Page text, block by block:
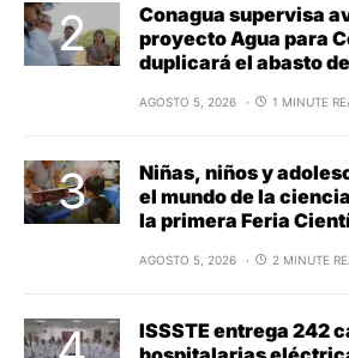
Conagua supervisa
proyecto Agua para
duplicará el abasto
AGOSTO 5, 2026 1 MINUTE
Niñas, niños y
el mundo de la
la primera Feria
AGOSTO 5, 2026 2 MINUTE
ISSSTE entrega 242